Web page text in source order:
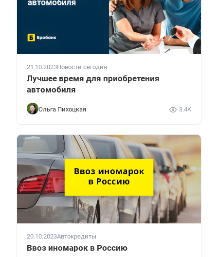
21.10.2023Новости сегодня
Лучшее время для приобретения
автомобиля
Ольга Пихоцкая 3.4K
20.10.2023Автокредиты
Ввоз иномарок в Россию